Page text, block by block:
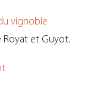
vignoble
Royat et Guyot.